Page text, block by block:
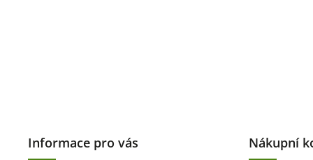
Informace pro vás Nákupní